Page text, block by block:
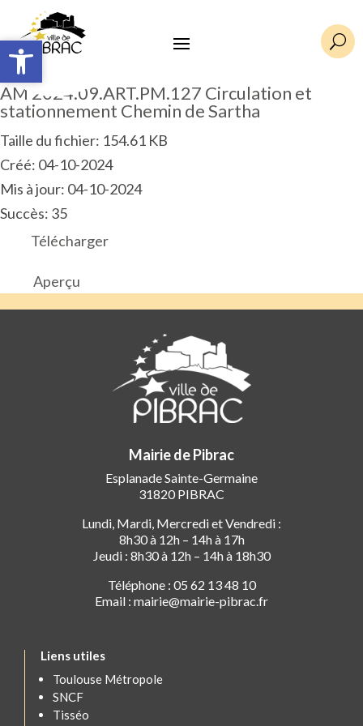
Ouvrir la barre d’outils U
AM 2024.09.ART.PM.127 Circulation et
stationnement Chemin de Sartha
Taille du fichier: 154.61 KB
Créé: 04-10-2024
Mis à jour: 04-10-2024
Succès: 35
Télécharger
Aperçu
Mairie de Pibrac
Esplanade Sainte-Germaine
31820 PIBRAC
Lundi, Mardi, Mercredi et Vendredi :
8h30 à 12h – 14h à 17h
Jeudi : 8h30 à 12h – 14h à 18h30
Téléphone : 05 62 13 48 10
Email : mairie@mairie-pibrac.fr
Liens utiles
Toulouse Métropole
SNCF
Tisséo
Ouvrir la barre d’outils